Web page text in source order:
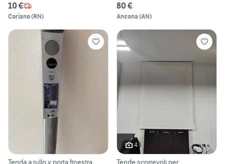
10 €
Coriano(RN)
80 €
Ancona (AN)
Tenda a rullo x porta finestra
4
Tende scorrevoli per